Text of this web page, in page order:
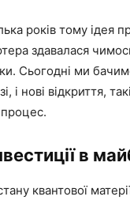
років тому ідея
здавалася
Сьогодні ми
і нові відкриття,
в
квантової